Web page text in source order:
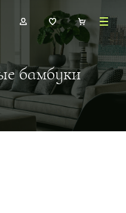
бамбуки